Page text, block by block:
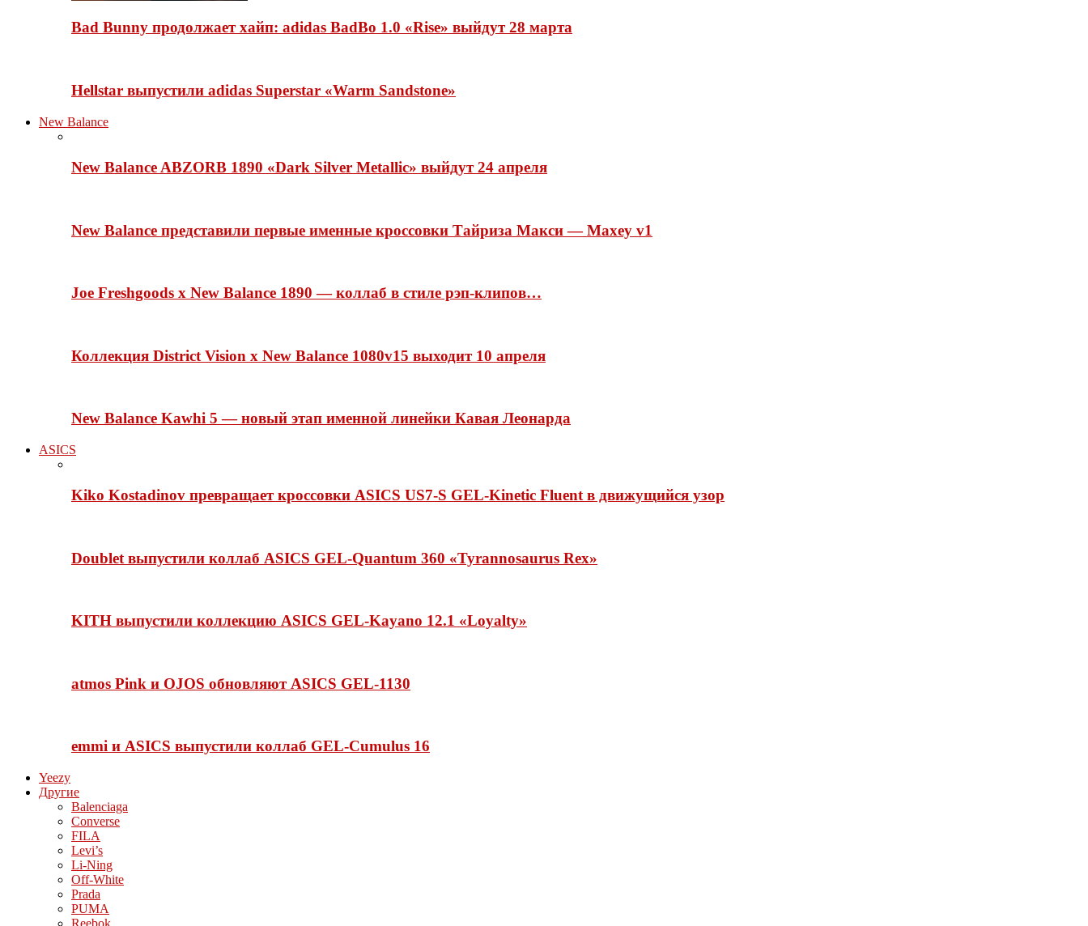
Bad Bunny продолжает хайп: adidas BadBo 1.0 «Rise» выйдут 28 марта
Hellstar выпустили adidas Superstar «Warm Sandstone»
New Balance
New Balance ABZORB 1890 «Dark Silver Metallic» выйдут 24 апреля
New Balance представили первые именные кроссовки Тайриза Макси — Maxey v1
Joe Freshgoods x New Balance 1890 — коллаб в стиле рэп-клипов…
Коллекция District Vision x New Balance 1080v15 выходит 10 апреля
New Balance Kawhi 5 — новый этап именной линейки Кавая Леонарда
ASICS
Kiko Kostadinov превращает кроссовки ASICS US7-S GEL-Kinetic Fluent в движущийся узор
Doublet выпустили коллаб ASICS GEL-Quantum 360 «Tyrannosaurus Rex»
KITH выпустили коллекцию ASICS GEL-Kayano 12.1 «Loyalty»
atmos Pink и OJOS обновляют ASICS GEL-1130
emmi и ASICS выпустили коллаб GEL-Cumulus 16
Yeezy
Другие
Balenciaga
Converse
FILA
Levi’s
Li-Ning
Off-White
Prada
PUMA
Reebok